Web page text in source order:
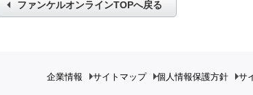
ファンケルオンラインTOPへ戻る
企業情報 サイトマップ 個人情報保護方針 サ